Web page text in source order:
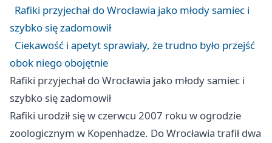
Rafiki przyjechał do Wrocławia jako młody samiec i
szybko się zadomowił
Ciekawość i apetyt sprawiały, że trudno było przejść
obok niego obojętnie
Rafiki przyjechał do Wrocławia jako młody samiec i
szybko się zadomowił
Rafiki urodził się w czerwcu 2007 roku w ogrodzie
zoologicznym w Kopenhadze. Do Wrocławia trafił dwa